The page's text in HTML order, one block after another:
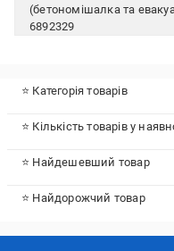
(бетономішалка та
6892329
⭐ Категорія товарів
⭐ Кількість товарів у
⭐ Найдешевший товар
⭐ Найдорожчий товар